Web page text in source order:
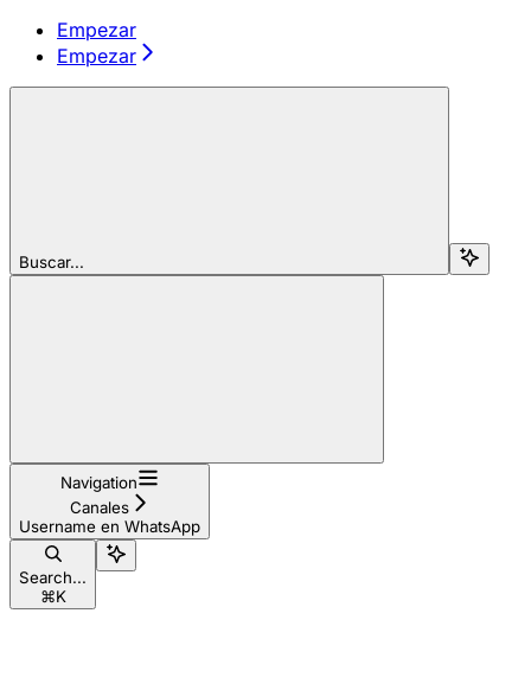
Empezar
Empezar
Buscar...
Navigation
Canales
Username en WhatsApp
Search...
⌘K